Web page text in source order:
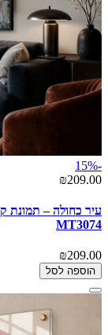
-15%
₪209.00
עיר כחולה – תמונת
MT3074
₪209.00
הוספה לסל